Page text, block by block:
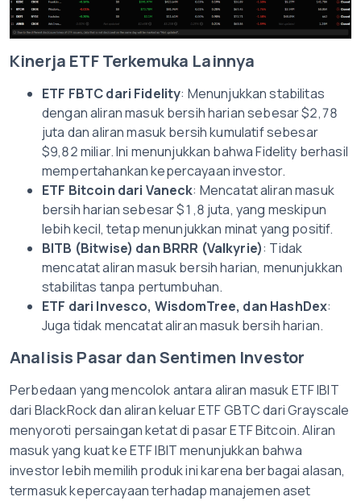
Kinerja ETF Terkemuka Lainnya
ETF FBTC dari Fidelity: Menunjukkan stabilitas
dengan aliran masuk bersih harian sebesar $2,78
juta dan aliran masuk bersih kumulatif sebesar
$9,82 miliar. Ini menunjukkan bahwa Fidelity berhasil
mempertahankan kepercayaan investor.
ETF Bitcoin dari Vaneck: Mencatat aliran masuk
bersih harian sebesar $1,8 juta, yang meskipun
lebih kecil, tetap menunjukkan minat yang positif.
BITB (Bitwise) dan BRRR (Valkyrie): Tidak
mencatat aliran masuk bersih harian, menunjukkan
stabilitas tanpa pertumbuhan.
ETF dari Invesco, WisdomTree, dan HashDex:
Juga tidak mencatat aliran masuk bersih harian.
Analisis Pasar dan Sentimen Investor
Perbedaan yang mencolok antara aliran masuk ETF IBIT
dari BlackRock dan aliran keluar ETF GBTC dari Grayscale
menyoroti persaingan ketat di pasar ETF Bitcoin. Aliran
masuk yang kuat ke ETF IBIT menunjukkan bahwa
investor lebih memilih produk ini karena berbagai alasan,
termasuk kepercayaan terhadap manajemen aset